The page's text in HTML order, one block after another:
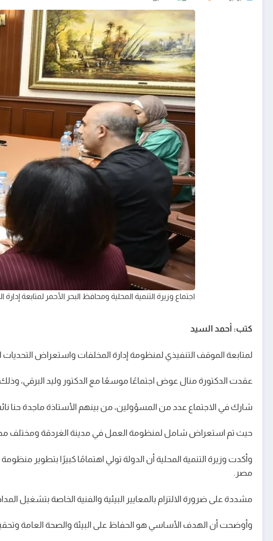
اجتماع وزيرة التنمية المحلية ومحافظ البحر الأحمر لمتابعة إدارة
كتب: أحمد السيد
لمتابعة الموقف التنفيذي لمنظومة إدارة المخلفات واستعراض
عقدت الدكتورة منال عوض اجتماعًا موسعًا مع الدكتور وليد البرقي، وذلك
شارك في الاجتماع عدد من المسؤولين، من بينهم الأستاذة ماجدة حنا
حيث تم استعراض شامل لمنظومة العمل في مدينة الغردقة ومختلف
وأكدت وزيرة التنمية المحلية أن الدولة تولي اهتمامًا كبيرًا بتطوير
مصر.
مشددة على ضرورة الالتزام بالمعايير البيئية والفنية الخاصة بتشغيل
وأوضحت أن الهدف الأساسي هو الحفاظ على البيئة والصحة العامة